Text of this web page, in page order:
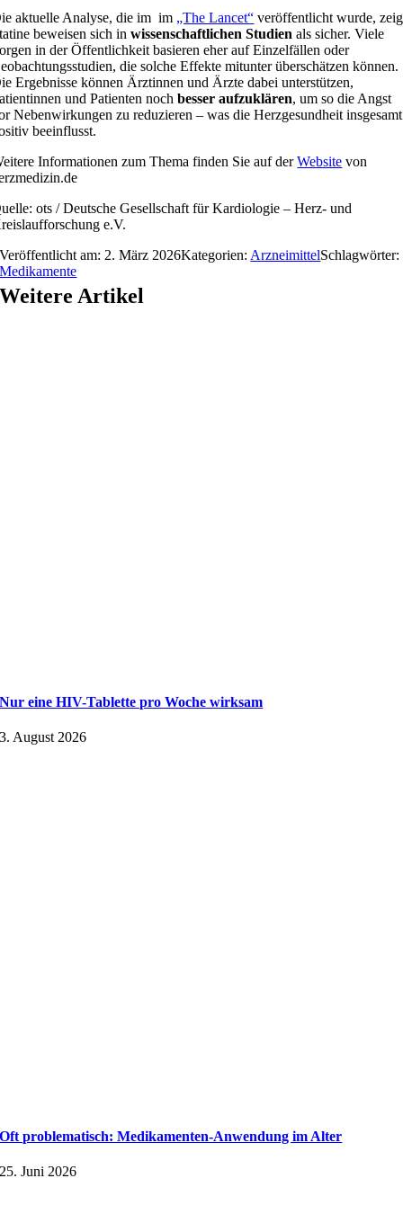
aktuelle Analyse, die im im „The Lancet“ veröffentlicht wurde,
beweisen sich inwissenschaftlichen Studien als sicher. Viele
in der Öffentlichkeit basieren eher auf Einzelfällen oder
die solche Effekte mitunter überschätzen können.
Ergebnisse können Ärztinnen und Ärzte dabei unterstützen,
und Patienten nochbesser aufzuklären, um so die Angst
Nebenwirkungen zu reduzieren – was die Herzgesundheit insgesamt
beeinflusst.
Informationen zum Thema finden Sie auf derWebsite von
ots / Deutsche Gesellschaft für Kardiologie – Herz- und
e.V.
Veröffentlicht am: 2. März 2026Kategorien: ArzneimittelSchlagwörter:
Medikamente
Weitere Artikel
Nur eine HIV-Tablette pro Woche wirksam
3. August 2026
Oft problematisch: Medikamenten-Anwendung im Alter
25. Juni 2026